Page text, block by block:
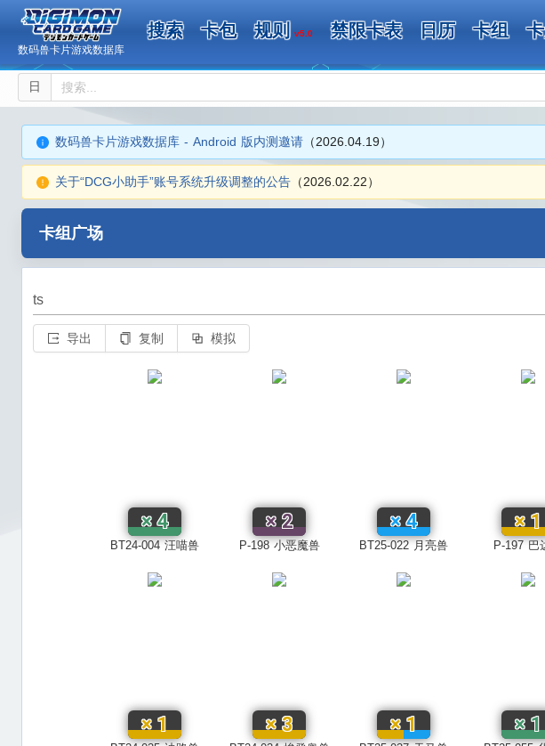
数码兽卡片游戏数据库
搜索 卡包 规则 v5.0 禁限卡表 日历 卡组
日
数码兽卡片游戏数据库 - Android 版内测邀请 （2026.04.19）
关于“DCG小助手”账号系统升级调整的公告 （2026.02.22）
卡组广场
ts
导出 复制 模拟
BT24-004 汪喵兽
×4
P-198 小恶魔兽
×2
BT25-022 月亮兽
×4
P-197 巴
×1
×1 ×3 ×1 ×1